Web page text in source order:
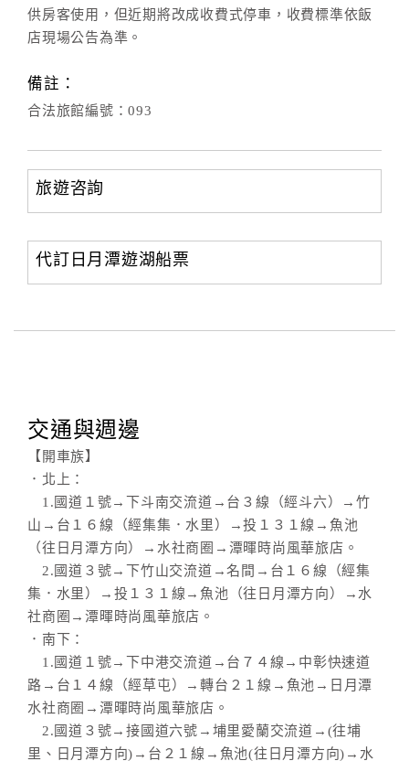
供房客使用，但近期將改成收費式停車，收費標準依飯
店現場公告為準。
備註：
合法旅館編號：093
旅遊咨詢
代訂日月潭遊湖船票
交通與週邊
【開車族】
．北上：
1.國道１號→下斗南交流道→台３線（經斗六）→竹
山→台１６線（經集集．水里）→投１３１線→魚池
（往日月潭方向）→水社商圈→潭暉時尚風華旅店。
2.國道３號→下竹山交流道→名間→台１６線（經集
集．水里）→投１３１線→魚池（往日月潭方向）→水
社商圈→潭暉時尚風華旅店。
．南下：
1.國道１號→下中港交流道→台７４線→中彰快速道
路→台１４線（經草屯）→轉台２１線→魚池→日月潭
水社商圈→潭暉時尚風華旅店。
2.國道３號→接國道六號→埔里愛蘭交流道→(往埔
里、日月潭方向)→台２１線→魚池(往日月潭方向)→水